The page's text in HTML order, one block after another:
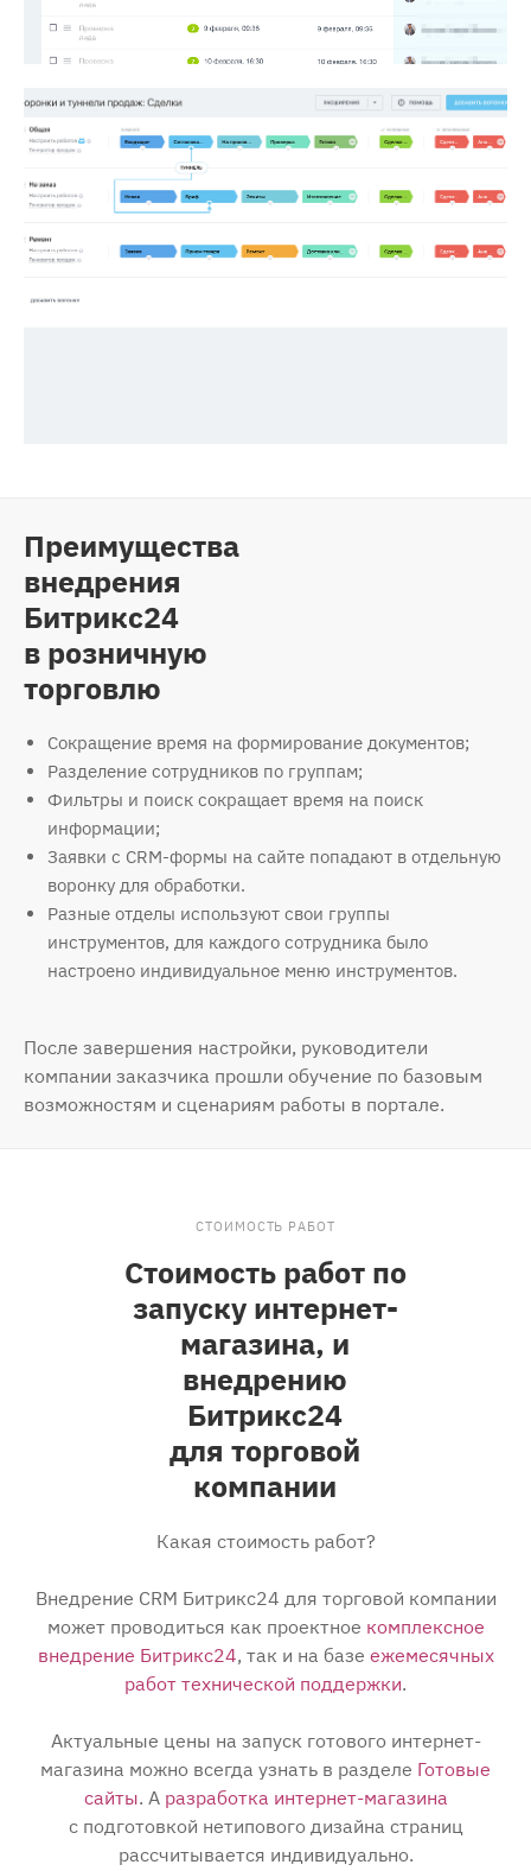
Преимущества
внедрения
Битрикс24
в розничную
торговлю
Сокращение время на формирование документов;
Разделение сотрудников по группам;
Фильтры и поиск сокращает время на поиск
информации;
Заявки с CRM-формы на сайте попадают в отдельную
воронку для обработки.
Разные отделы используют свои группы
инструментов, для каждого сотрудника было
настроено индивидуальное меню инструментов.
После завершения настройки, руководители
компании заказчика прошли обучение по базовым
возможностям и сценариям работы в портале.
СТОИМОСТЬ РАБОТ
Стоимость работ по
запуску интернет-
магазина, и
внедрению
Битрикс24
для торговой
компании
Какая стоимость работ?
Внедрение CRM Битрикс24 для торговой компании
может проводиться как проектное комплексное
внедрение Битрикс24, так и на базе ежемесячных
работ технической поддержки.
Актуальные цены на запуск готового интернет-
магазина можно всегда узнать в разделе Готовые
сайты. А разработка интернет-магазина
с подготовкой нетипового дизайна страниц
рассчитывается индивидуально.